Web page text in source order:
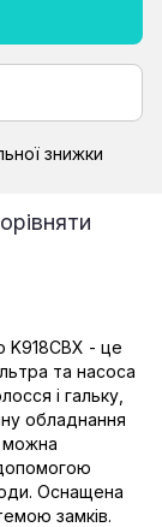
знижки
K918CBX - це
та насоса
і гальку,
обладнання
можна
Оснащена
замків.